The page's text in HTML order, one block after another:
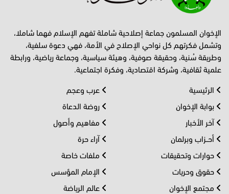
الإخوان المسلمون جماعة إصلاحية شاملة تفهم الإسلام فهما شاملا،
وتشمل فكرتهم كل نواحي الإصلاح في الأمة، فهي دعوة سلفية،
وطريقة سُنية، وحقيقة صوفية، وهيئة سياسية، وجماعة رياضية، ورابطة
علمية ثقافية، وشركة اقتصادية، وفكرة اجتماعية.
الرئيسية
بوابة الإخوان
آخر الأخبار
أحــزاب وبرلمان
حوارات وتحقيقات
حقوق وحريات
مجتمع الإخوان
عرب وعجم
روضة الدعاة
مفاهيم وأصول
آراء حرة
ملفات خاصة
الإمام المؤسس
عالم الرياضة